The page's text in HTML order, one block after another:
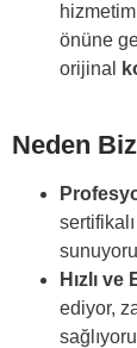
önüne
orijinal
Neden
Hızlı
ediyor,